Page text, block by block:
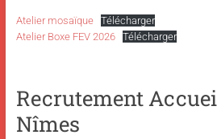
Atelier mosaïque
Télécharger
Atelier Boxe FEV 2026
Télécharger
Recrutement
Nîmes